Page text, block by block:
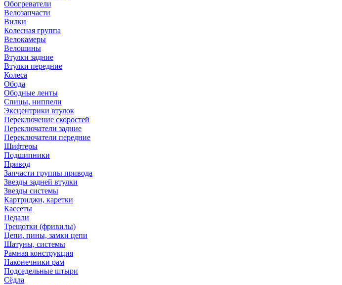
Обогреватели
Велозапчасти
Вилки
Колесная группа
Велокамеры
Велошины
Втулки задние
Втулки передние
Колеса
Обода
Ободные ленты
Спицы, ниппели
Эксцентрики втулок
Переключение скоростей
Переключатели задние
Переключатели передние
Шифтеры
Подшипники
Привод
Запчасти группы привода
Звезды задней втулки
Звезды системы
Картриджи, каретки
Кассеты
Педали
Трещотки (фривилы)
Цепи, пины, замки цепи
Шатуны, системы
Рамная конструкция
Наконечники рам
Подседельные штыри
Сёдла